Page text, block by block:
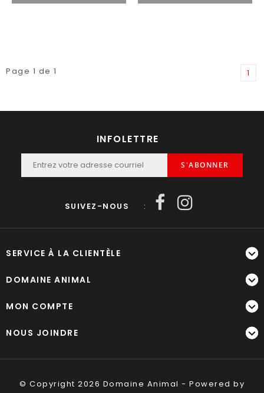
Page 1 de 1 1
INFOLETTRE
S'ABONNER
SUIVEZ-NOUS :
SERVICE À LA CLIENTÈLE
DOMAINE ANIMAL
MON COMPTE
NOUS JOINDRE
© Copyright 2026 Domaine Animal - Powered by